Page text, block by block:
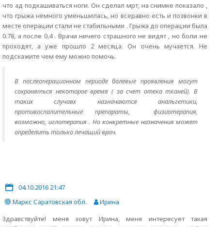
что ад подкашиваться ноги. Он сделал мрт, на снимке показало ,
что грыжа немного уменьшилась, но всеравно есть и позвонки в
месте операции стали не стабильными . Грыжа до операции была
0.78, а после 0,4 . Врачи ничего страшного не видят , но боли не
проходят, а уже прошло 2 месяца. Он очень мучается. Не
подскажите чем ему можно помочь.
В послеоперационном периоде болевые проявления могут
сохраняться некоторое время ( за счет отека тканей). В
таких случаях назначаются анальгетики,
противоспалительные препараты, физиотерапия,
возможно, иглотерапия . Но конкретные назначения может
определить только лечащий врач.
04.10.2016 21:47
Маркс Саратовская обл.
Ирина
Здравствуйте! меня зовут Ирина, меня интересует такая